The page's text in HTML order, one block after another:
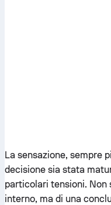
La sensazione, sempre
decisione sia stata
particolari tensioni.
interno, ma di una